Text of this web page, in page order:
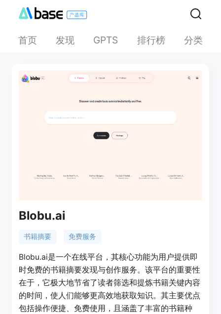
首页 发现 GPTS 排行榜 分类
Blobu.ai
书籍摘要 免费服务
Blobu.ai是一个在线平台，其核心功能为用户提供即
时免费的书籍摘要发现与创作服务。该平台的重要性
在于，它极大地节省了读者筛选和提炼书籍关键内容
的时间，使人们能够更高效地获取知识。其主要优点
包括操作便捷、免费使用，且涵盖了丰富的书籍种